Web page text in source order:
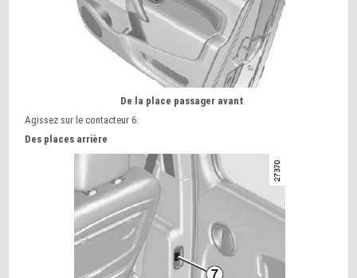
De la place passager avant
Agissez sur le contacteur 6.
Des places arrière